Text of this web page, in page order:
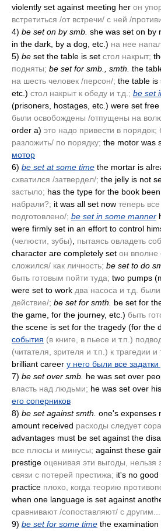
violently set against meeting her он
встретиться /от встречи/ с ней /
4) be set on by smb. she was set on by
in the dark, by a dog, etc.) на нее
5) be set the table is set стол накрыт;
подняты; be set for smb., smth. the
на шесть человек /персон/; the table is
etc.) стол накрыт к обеду и т.д.; be set
(prisoners, hostages, etc.) were set
были освобождены /отпущены на
order a) это надо привести в порядок;
разложить/ по порядку; the motor was
мотор
6) be set at some time the mortar is
схватился /затвердел/; the jelly is not
застыло; has the type for the book
набрали?; it was all set now теперь
подготовлено/; be set in some manner
were firmly set in an effort to control
(челюсти, зубы)
пытаясь овладеть
character are completely set он
сложился/ как личность; be set to do
быть готовым пойти туда; two pumps
were set to work два насоса и т.д.
действие/; be set for smth. be set for
the game, for the journey, etc.) быть
the scene is set for the tragedy (for the
события (в книге, в пьесе и т.п.)
(читателя, зрителя и т.п.) к трагедии и
brilliant career у него были все
7) be set over smb. he was set over
власть над людьми; he was set over
его соперников
8) be set against smth. one's expenses
amount received расходы следует
advantages must be set against the
все плюсы и минусы; against these
prestige оценивая эти выгоды, нельзя
связи с потерей престижа; it's no
practice плохо, когда теорию
when one language is set against
сравнивают /сопоставляют/ с другим...
9) be set for some time the examination